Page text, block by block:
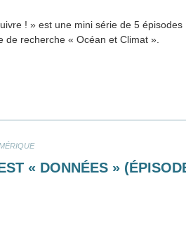
! » est une mini série de 5
de recherche « Océan et Climat ».
« DONNÉES »